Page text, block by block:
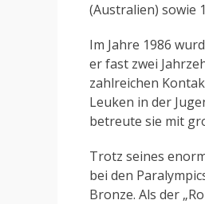
(Australien) sowie
Im Jahre 1986
er fast zwei
zahlreichen
Leuken in der
betreute sie mit
Trotz seines
bei den
Bronze. Als der